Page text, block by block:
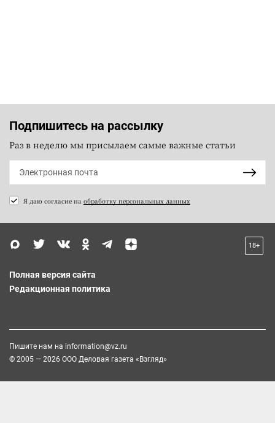
Подпишитесь на рассылку
Раз в неделю мы присылаем самые важные статьи
Я даю согласие на обработку персональных данных
18+
Полная версия сайта
Редакционная политика
Пишите нам на information@vz.ru
© 2005 — 2026 ООО Деловая газета «Взгляд»